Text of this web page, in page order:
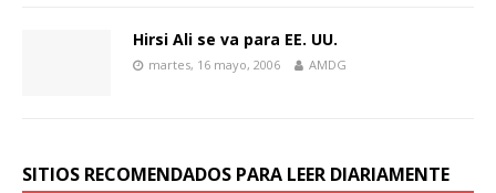
Hirsi Ali se va para EE. UU.
martes, 16 mayo, 2006 AMDG
SITIOS RECOMENDADOS PARA LEER DIARIAMENTE